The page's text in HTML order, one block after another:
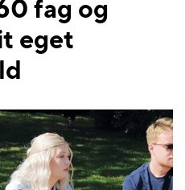
fag og
eget